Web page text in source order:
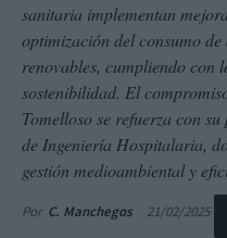
sanitaria implementan
optimización del consumo
renovables, cumpliendo con
sostenibilidad. El
Tomelloso se refuerza con
de Ingeniería Hospitalaria,
gestión medioambiental y
Por C. Manchegos 21/02/2025